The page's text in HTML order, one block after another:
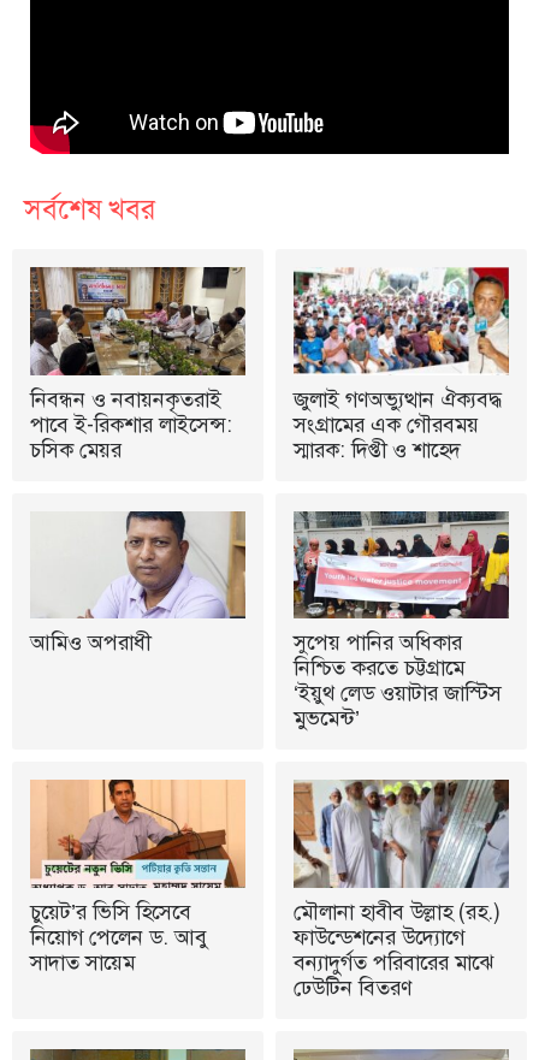
সর্বশেষ খবর
নিবন্ধন ও নবায়নকৃতরাই
পাবে ই-রিকশার লাইসেন্স:
চসিক মেয়র
জুলাই গণঅভ্যুত্থান ঐক্যবদ্ধ
সংগ্রামের এক গৌরবময়
স্মারক: দিপ্তী ও শাহেদ
আমিও অপরাধী
সুপেয় পানির অধিকার
নিশ্চিত করতে চট্টগ্রামে
‘ইয়ুথ লেড ওয়াটার জাস্টিস
মুভমেন্ট’
চুয়েট’র ভিসি হিসেবে
নিয়োগ পেলেন ড. আবু
সাদাত সায়েম
মৌলানা হাবীব উল্লাহ (রহ.)
ফাউন্ডেশনের উদ্যোগে
বন্যাদুর্গত পরিবারের মাঝে
ঢেউটিন বিতরণ